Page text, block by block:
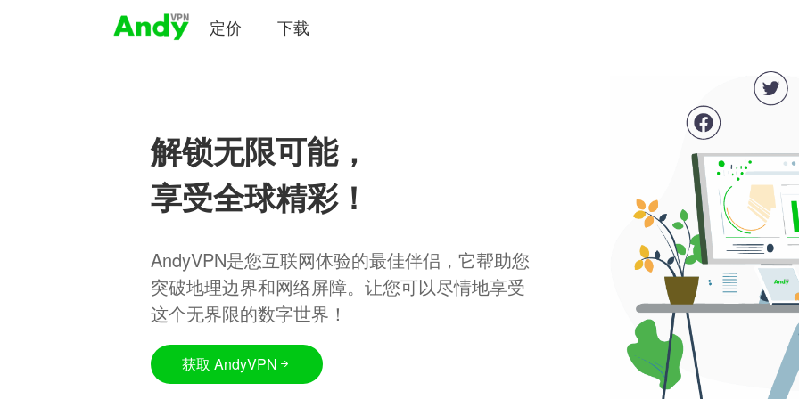
定价 下载
解锁无限可能，
享受全球精彩！
AndyVPN是您互联网体验的最佳伴侣，它帮助您
突破地理边界和网络屏障。让您可以尽情地享受
这个无界限的数字世界！
获取 AndyVPN